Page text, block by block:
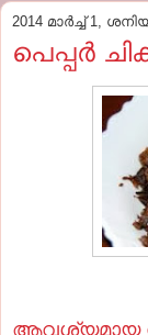
2014 മാർച്ച് 1,
പെപ്പര്‍
ആവശ്യമായ